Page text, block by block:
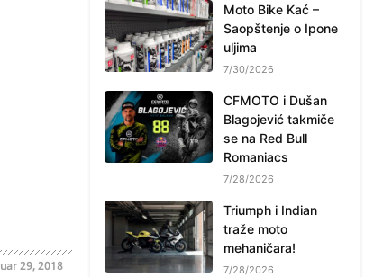
29, 2018
Moto Bike Kać –
Saopštenje o Ipone
uljima
7/30/2026
CFMOTO i Dušan
Blagojević takmiče
se na Red Bull
Romaniacs
7/28/2026
Triumph i Indian
traže moto
mehaničara!
7/28/2026